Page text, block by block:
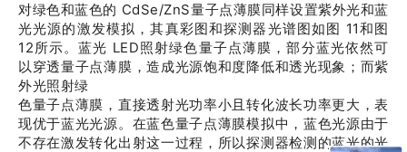
对绿色和蓝色的 CdSe/ZnS量子点薄膜同样设置紫外光和蓝
光光源的激发模拟，其真彩图和探测器光谱图如图 11和图
12所示。蓝光 LED照射绿色量子点薄膜，部分蓝光依然可
以穿透量子点薄膜，造成光源饱和度降低和透光现象；而紫
外光照射绿
色量子点薄膜，直接透射光功率小且转化波长功率更大，表
现优于蓝光光源。在蓝色量子点薄膜模拟中，蓝色光源由于
不存在激发转化出射这一过程，所以探测器检测的蓝光的光